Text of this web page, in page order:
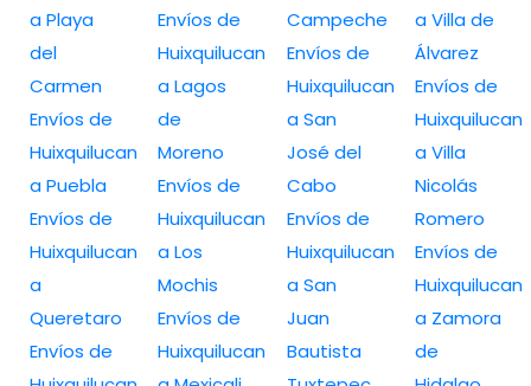
a Playa
del
Carmen
Envíos de
Huixquilucan
a Puebla
Envíos de
Huixquilucan
a
Queretaro
Envíos de
Envíos de
Huixquilucan
a Lagos
de
Moreno
Envíos de
Huixquilucan
a Los
Mochis
Envíos de
Huixquilucan
Campeche
Envíos de
Huixquilucan
a San
José del
Cabo
Envíos de
Huixquilucan
a San
Juan
Bautista
a Villa de
Álvarez
Envíos de
Huixquilucan
a Villa
Nicolás
Romero
Envíos de
Huixquilucan
a Zamora
de